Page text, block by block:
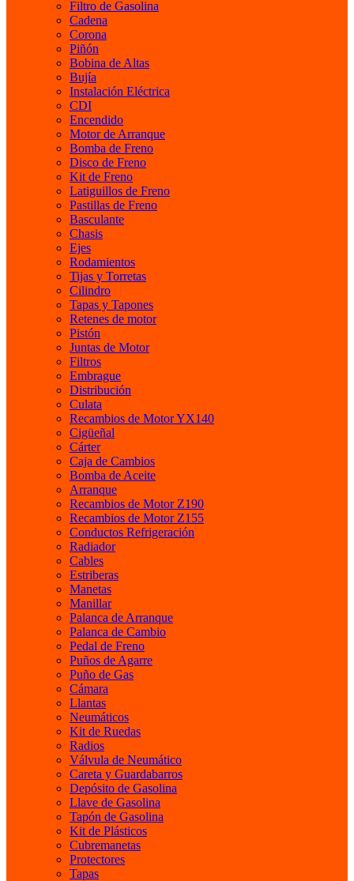
Filtro de Gasolina
Cadena
Corona
Piñón
Bobina de Altas
Bujía
Instalación Eléctrica
CDI
Encendido
Motor de Arranque
Bomba de Freno
Disco de Freno
Kit de Freno
Latiguillos de Freno
Pastillas de Freno
Basculante
Chasis
Ejes
Rodamientos
Tijas y Torretas
Cilindro
Tapas y Tapones
Retenes de motor
Pistón
Juntas de Motor
Filtros
Embrague
Distribución
Culata
Recambios de Motor YX140
Cigüeñal
Cárter
Caja de Cambios
Bomba de Aceite
Arranque
Recambios de Motor Z190
Recambios de Motor Z155
Conductos Refrigeración
Radiador
Cables
Estriberas
Manetas
Manillar
Palanca de Arranque
Palanca de Cambio
Pedal de Freno
Puños de Agarre
Puño de Gas
Cámara
Llantas
Neumáticos
Kit de Ruedas
Radios
Válvula de Neumático
Careta y Guardabarros
Depósito de Gasolina
Llave de Gasolina
Tapón de Gasolina
Kit de Plásticos
Cubremanetas
Protectores
Tapas